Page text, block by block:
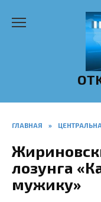
ГЛАВНАЯ »
лозунга
мужику»